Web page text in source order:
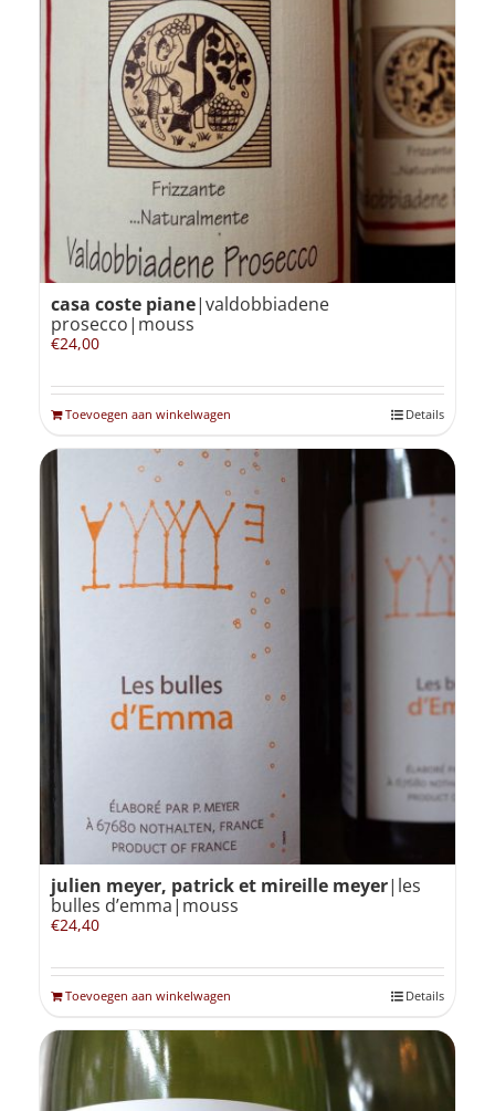
casa coste piane|valdobbiadene
prosecco|mouss
€24,00
Toevoegen aan winkelwagen Details
julien meyer, patrick et mireille meyer|les
bulles d’emma|mouss
€24,40
Toevoegen aan winkelwagen Details